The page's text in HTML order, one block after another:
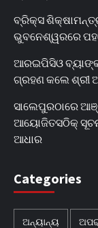
ବ୍ରିକ୍ସ
ଭୁବନେଶ୍ୱରରେ
ଆରଇପିସିଓ
ଗ୍ରହଣ କଲେ ଶ୍ରୀ
ସାଲେପୁରଠାରେ
ଆୟୋଜିତସଠିକ୍
ଆଧାର
Categories
ଅନ୍ୟାନ୍ୟ